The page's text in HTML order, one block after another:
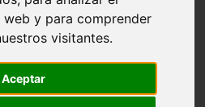
y para comprender
visitantes.
Aceptar
en Mascoting